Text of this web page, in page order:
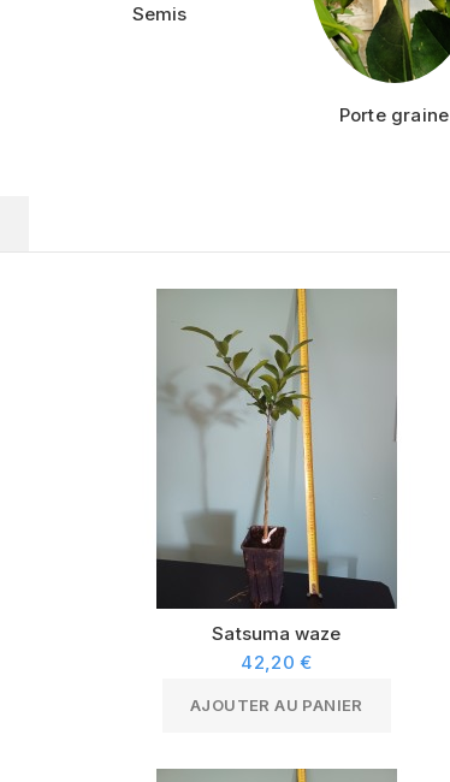
Semis
Porte graine
Satsuma waze
42,20 €
AJOUTER AU PANIER